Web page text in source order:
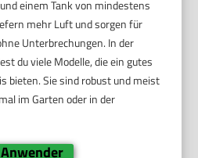
einem Tank von mindestens
mehr Luft und sorgen für
Unterbrechungen. In der
du viele Modelle, die ein gutes
bieten. Sie sind robust und meist
im Garten oder in der